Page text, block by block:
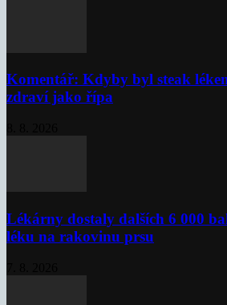
Komentář: Kdyby byl steak
zdraví jako řípa
Lékárny dostaly dalších 6 000
léku na rakovinu prsu